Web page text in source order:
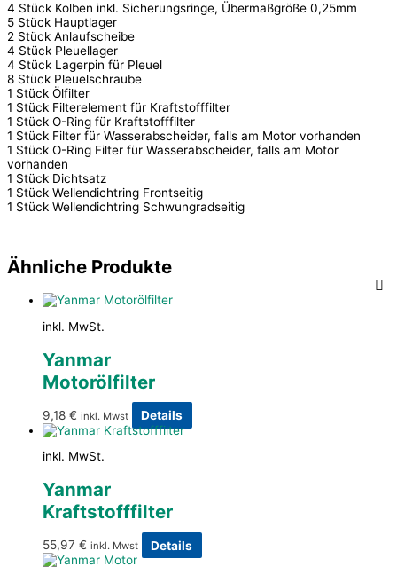
4 Stück Kolben inkl. Sicherungsringe, Übermaßgröße 0,25mm
5 Stück Hauptlager
2 Stück Anlaufscheibe
4 Stück Pleuellager
4 Stück Lagerpin für Pleuel
8 Stück Pleuelschraube
1 Stück Ölfilter
1 Stück Filterelement für Kraftstofffilter
1 Stück O-Ring für Kraftstofffilter
1 Stück Filter für Wasserabscheider, falls am Motor vorhanden
1 Stück O-Ring Filter für Wasserabscheider, falls am Motor
vorhanden
1 Stück Dichtsatz
1 Stück Wellendichtring Frontseitig
1 Stück Wellendichtring Schwungradseitig
Ähnliche Produkte
inkl. MwSt.
Yanmar
Motorölfilter
9,18 € inkl. Mwst Details
inkl. MwSt.
Yanmar
Kraftstofffilter
55,97 € inkl. Mwst Details